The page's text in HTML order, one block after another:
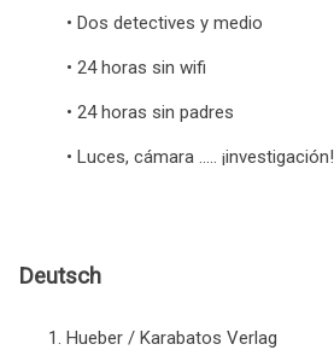
• Dos detectives y medio
• 24 horas sin wifi
• 24 horas sin padres
• Luces, cámara ….. ¡investigación!
Deutsch
Hueber / Karabatos Verlag